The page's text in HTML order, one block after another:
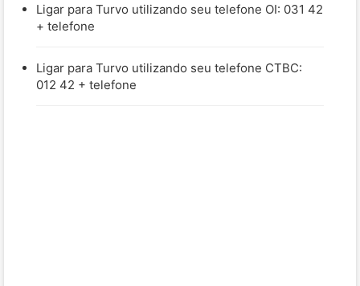
Ligar para Turvo utilizando seu telefone OI: 031 42
+ telefone
Ligar para Turvo utilizando seu telefone CTBC:
012 42 + telefone